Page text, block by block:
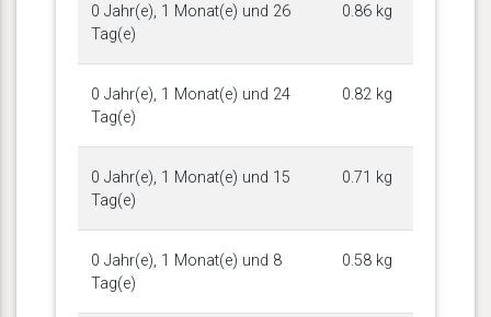
0 Jahr(e), 1 Monat(e) und 26
Tag(e)
0.86 kg
0 Jahr(e), 1 Monat(e) und 24
Tag(e)
0.82 kg
0 Jahr(e), 1 Monat(e) und 15
Tag(e)
0.71 kg
0 Jahr(e), 1 Monat(e) und 8
Tag(e)
0.58 kg